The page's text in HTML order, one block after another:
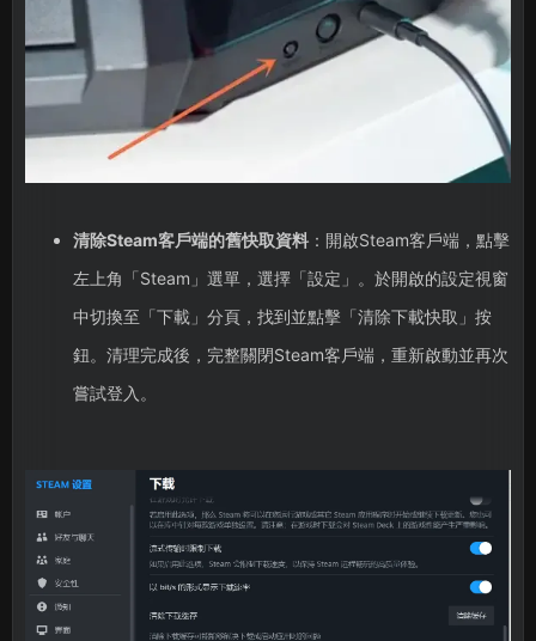
清除Steam客戶端的舊快取資料：開啟Steam客戶端，點擊
左上角「Steam」選單，選擇「設定」。於開啟的設定視窗
中切換至「下載」分頁，找到並點擊「清除下載快取」按
鈕。清理完成後，完整關閉Steam客戶端，重新啟動並再次
嘗試登入。